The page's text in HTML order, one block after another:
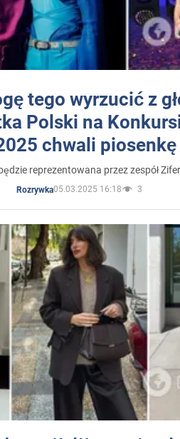
tego wyrzucić z
Polski na
chwali
reprezentowana przez zespół
Rozrywka05.03.2025 16:18 3